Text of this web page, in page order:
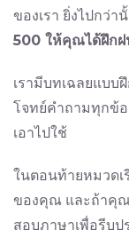
ของเรา ยิ่งไปกว่า
500 ให้คุณได้ฝึกฝ
เรามีบทเฉลยแบบ
โจทย์คำถามทุกข้
เอาไปใช้
ในตอนท้ายหมวด
ของคุณ และถ้าคุ
สอบภาษาเพื่อรีบป